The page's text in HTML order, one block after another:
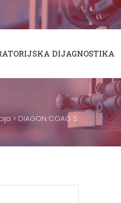
DIJAGNOSTIKA
> DIAGON COAG S